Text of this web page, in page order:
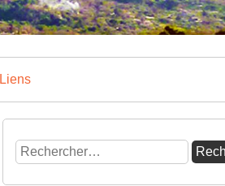
Liens
Rechercher :